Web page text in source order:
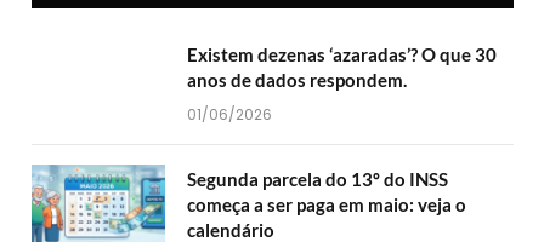
Existem dezenas ‘azaradas’? O que 30
anos de dados respondem.
01/06/2026
Segunda parcela do 13º do INSS
começa a ser paga em maio: veja o
calendário